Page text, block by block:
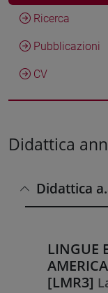
Ricerca
Pubblicazioni
CV
Didattica
Didattica
LINGUE
[LMR3]